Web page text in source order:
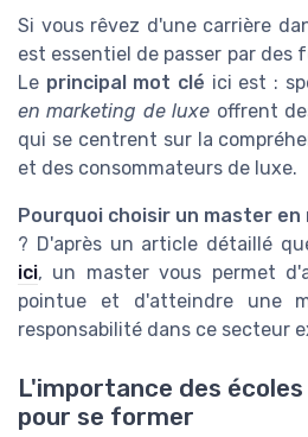
Si vous rêvez d'une carrière
est essentiel de passer par des
Le principal mot clé ici est :
en marketing de luxe offrent
qui se centrent sur la
et des consommateurs de luxe.
Pourquoi choisir un master
? D'après un article détaillé
ici, un master vous permet
pointue et d'atteindre une
responsabilité dans ce secteur
L'importance des
pour se former